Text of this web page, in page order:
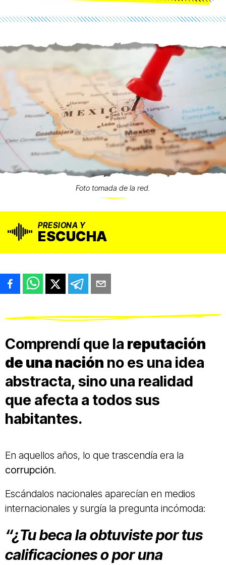
Foto tomada de la red.
PRESIONA Y
ESCUCHA
Comprendí que la reputación
de una nación no es una idea
abstracta, sino una realidad
que afecta a todos sus
habitantes.
En aquellos años, lo que trascendía era la
corrupción.
Escándalos nacionales aparecían en medios
internacionales y surgía la pregunta incómoda:
“¿Tu beca la obtuviste por tus
calificaciones o por una